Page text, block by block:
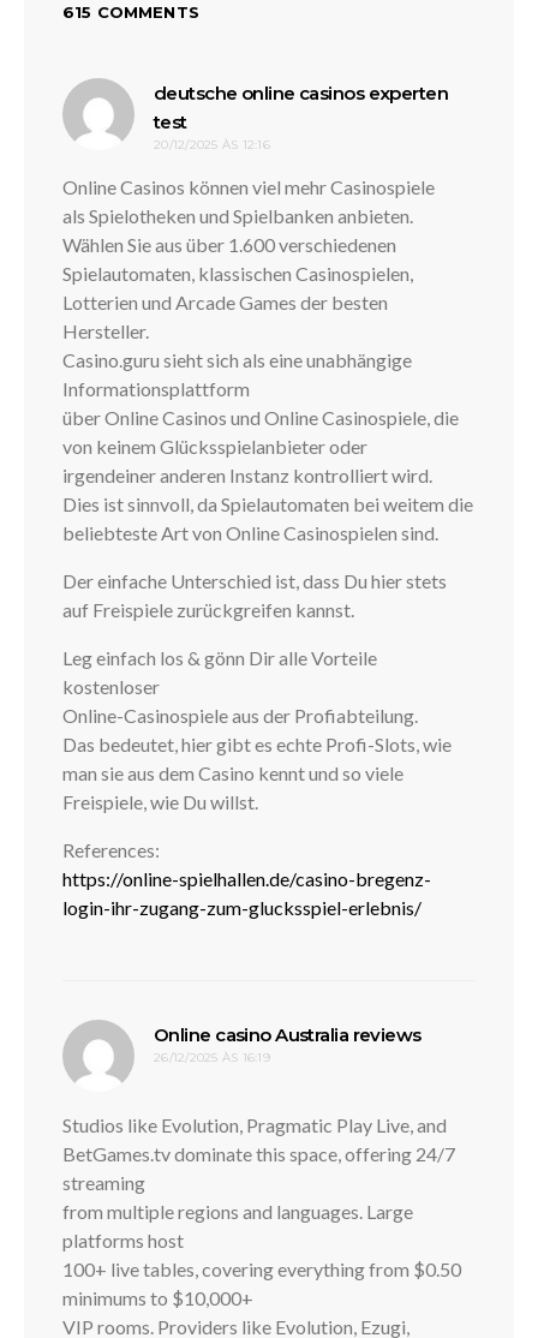
615 COMMENTS
deutsche online casinos experten
testdisse:
20/12/2025 ÀS 12:16
Online Casinos können viel mehr Casinospiele
als Spielotheken und Spielbanken anbieten.
Wählen Sie aus über 1.600 verschiedenen
Spielautomaten, klassischen Casinospielen,
Lotterien und Arcade Games der besten
Hersteller.
Casino.guru sieht sich als eine unabhängige
Informationsplattform
über Online Casinos und Online Casinospiele, die
von keinem Glücksspielanbieter oder
irgendeiner anderen Instanz kontrolliert wird.
Dies ist sinnvoll, da Spielautomaten bei weitem die
beliebteste Art von Online Casinospielen sind.
Der einfache Unterschied ist, dass Du hier stets
auf Freispiele zurückgreifen kannst.
Leg einfach los & gönn Dir alle Vorteile
kostenloser
Online-Casinospiele aus der Profiabteilung.
Das bedeutet, hier gibt es echte Profi-Slots, wie
man sie aus dem Casino kennt und so viele
Freispiele, wie Du willst.
References:
https://online-spielhallen.de/casino-bregenz-
login-ihr-zugang-zum-glucksspiel-erlebnis/
Online casino Australia reviewsdisse:
26/12/2025 ÀS 16:19
Studios like Evolution, Pragmatic Play Live, and
BetGames.tv dominate this space, offering 24/7
streaming
from multiple regions and languages. Large
platforms host
100+ live tables, covering everything from $0.50
minimums to $10,000+
VIP rooms. Providers like Evolution, Ezugi,